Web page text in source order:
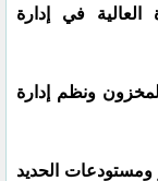
العالية في إدارة
ونظم إدارة
ومستودعات الحديد